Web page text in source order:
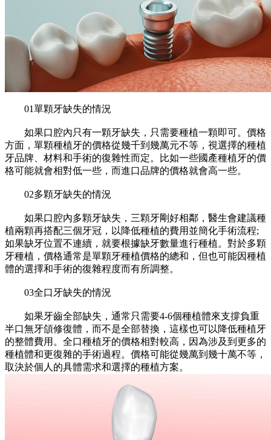
01單顆牙缺失的情況
如果口腔內只有一顆牙缺失，只需要種植一顆即可。價格
方面，單顆種植牙的價格從幾千到幾萬元不等，視選擇的種植
牙品牌、材料和手術的復雜性而定。比如一些國產種植牙的價
格可能就會相對低一些，而進口品牌的價格就會高一些。
02多顆牙缺失的情況
如果口腔內多顆牙缺失，三顆牙剛好相鄰，醫生會建議種
植兩顆再搭配三個牙冠，以降低種植的費用並簡化手術流程;
如果缺牙位置不連續，就要根據缺牙數量進行種植。對於多顆
牙種植，價格通常是單顆牙種植價格的總和，但也可能因種植
體的選擇和手術的復雜程度而有所調整。
03全口牙缺失的情況
如果牙齒全部缺失，通常只需要4-6個種植體來支撐負重
半口無牙頜修復體，而不是全部替換，這樣也可以降低種植牙
的整體費用。全口種植牙的價格相對較高，因為涉及到更多的
種植體和更復雜的手術過程。價格可能從幾萬到幾十萬不等，
取決於個人的具體需求和選擇的種植方案。